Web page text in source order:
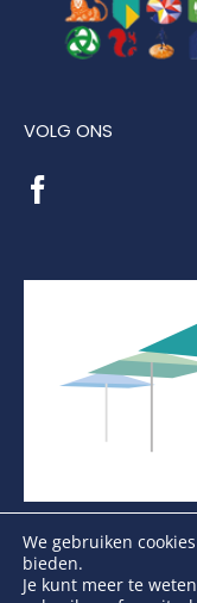
VOLG ONS
We gebruiken
bieden.
Je kunt meer te